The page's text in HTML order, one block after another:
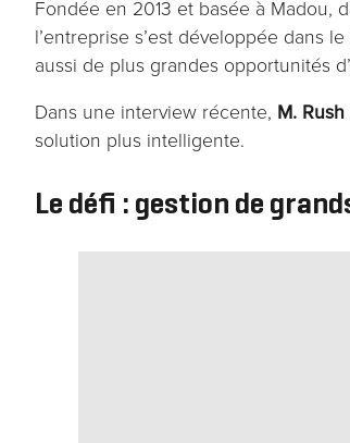
Fondée en 2013 et basée à Madou,
l’entreprise s’est développée dans
aussi de plus grandes opportunités
Dans une interview récente, M. Rush
solution plus intelligente.
Le défi : gestion de